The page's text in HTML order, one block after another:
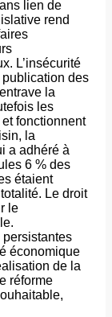
lien de
rend
L’insécurité
des
la
les
fonctionnent
la
a adhéré à
6 % des
étaient
Le droit
le
économique
de la
réforme